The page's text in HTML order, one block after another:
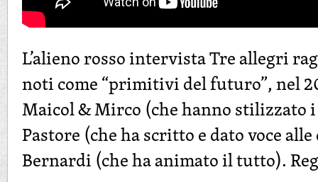
L’alieno rosso intervista Tre allegri
noti come “primitivi del futuro”, nel
Maicol & Mirco (che hanno stilizzato
Pastore (che ha scritto e dato voce
Bernardi (che ha animato il tutto).